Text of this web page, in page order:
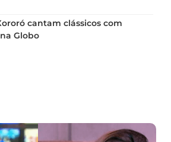
cantam clássicos com
Globo